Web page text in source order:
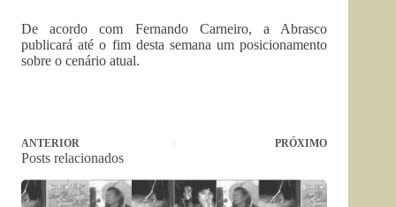
De acordo com Fernando Carneiro, a Abrasco
publicará até o fim desta semana um posicionamento
sobre o cenário atual.
ANTERIOR PRÓXIMO
Posts relacionados